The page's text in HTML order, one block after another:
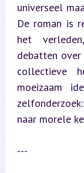
universeel
De roman is
het
debatten
collectieve
moeizaam
naar morele
---